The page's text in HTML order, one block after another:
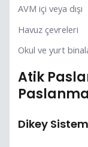
AVM içi veya dışı
Havuz çevreleri
Okul ve yurt
Atik
Dikey